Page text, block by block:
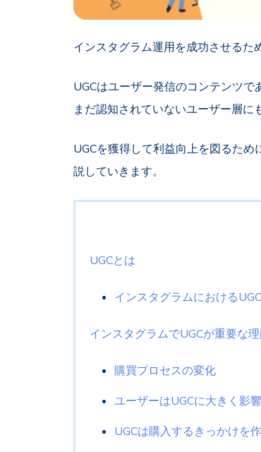
インスタグラム運用を成功させるた
UGCはユーザー発信のコンテンツ
まだ認知されていないユーザー層に
UGCを獲得して利益向上を図るた
説していきます。
UGCとは
インスタグラムにおけるUGC
インスタグラムでUGCが重要な
購買プロセスの変化
ユーザーはUGCに大きく影
UGCは購入するきっかけを